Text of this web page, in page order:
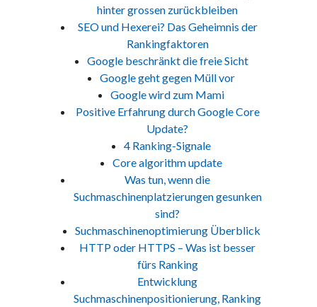
hinter grossen zurückbleiben
SEO und Hexerei? Das Geheimnis der
Rankingfaktoren
Google beschränkt die freie Sicht
Google geht gegen Müll vor
Google wird zum Mami
Positive Erfahrung durch Google Core
Update?
4 Ranking-Signale
Core algorithm update
Was tun, wenn die
Suchmaschinenplatzierungen gesunken
sind?
Suchmaschinenoptimierung Überblick
HTTP oder HTTPS – Was ist besser
fürs Ranking
Entwicklung
Suchmaschinenpositionierung, Ranking